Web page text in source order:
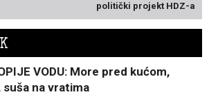
politički projekt HDZ-a
VODU: More pred kućom,
na vratima